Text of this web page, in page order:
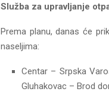
Služba za upravljanje
Prema planu, danas će
naseljima:
Centar – Srpska
Gluhakovac – Brod